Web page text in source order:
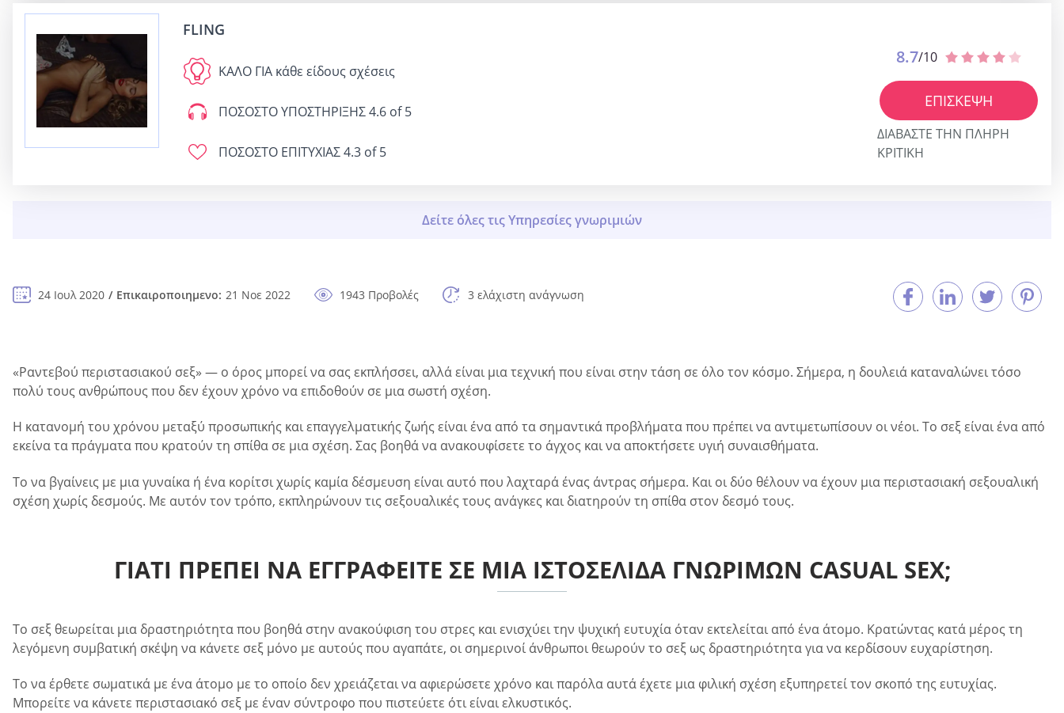
FLING
ΚΑΛΟ ΓΙΑ κάθε είδους σχέσεις
ΠΟΣΟΣΤΟ ΥΠΟΣΤΗΡΙΞΗΣ4.6 of 5
ΠΟΣΟΣΤΟ ΕΠΙΤΥΧΙΑΣ4.3 of 5
8.7/10
ΕΠΊΣΚΕΨΗ
ΔΙΑΒΆΣΤΕ ΤΗΝ ΠΛΉΡΗ
ΚΡΙΤΙΚΉ
24 Ιουλ 2020 Επικαιροποιημενο: 21 Νοε 2022 1943 Προβολές 3 ελάχιστη ανάγνωση
«Ραντεβού περιστασιακού σεξ» — ο όρος μπορεί να σας εκπλήσσει, αλλά είναι μια τεχνική που είναι στην τάση σε όλο τον κόσμο. Σήμερα, η δουλειά καταναλώνει τόσο
πολύ τους ανθρώπους που δεν έχουν χρόνο να επιδοθούν σε μια σωστή σχέση.
Η κατανομή του χρόνου μεταξύ προσωπικής και επαγγελματικής ζωής είναι ένα από τα σημαντικά προβλήματα που πρέπει να αντιμετωπίσουν οι νέοι. Το σεξ είναι ένα από
εκείνα τα πράγματα που κρατούν τη σπίθα σε μια σχέση. Σας βοηθά να ανακουφίσετε το άγχος και να αποκτήσετε υγιή συναισθήματα.
Το να βγαίνεις με μια γυναίκα ή ένα κορίτσι χωρίς καμία δέσμευση είναι αυτό που λαχταρά ένας άντρας σήμερα. Και οι δύο θέλουν να έχουν μια περιστασιακή σεξουαλική
σχέση χωρίς δεσμούς. Με αυτόν τον τρόπο, εκπληρώνουν τις σεξουαλικές τους ανάγκες και διατηρούν τη σπίθα στον δεσμό τους.
ΓΙΑΤΙ ΠΡΕΠΕΙ ΝΑ ΕΓΓΡΑΦΕΙΤΕ ΣΕ ΜΙΑ ΙΣΤΟΣΕΛΙΔΑ ΓΝΩΡΙΜΩΝ CASUAL SEX;
Το σεξ θεωρείται μια δραστηριότητα που βοηθά στην ανακούφιση του στρες και ενισχύει την ψυχική ευτυχία όταν εκτελείται από ένα άτομο. Κρατώντας κατά μέρος τη
λεγόμενη συμβατική σκέψη να κάνετε σεξ μόνο με αυτούς που αγαπάτε, οι σημερινοί άνθρωποι θεωρούν το σεξ ως δραστηριότητα για να κερδίσουν ευχαρίστηση.
Το να έρθετε σωματικά με ένα άτομο με το οποίο δεν χρειάζεται να αφιερώσετε χρόνο και παρόλα αυτά έχετε μια φιλική σχέση εξυπηρετεί τον σκοπό της ευτυχίας.
Μπορείτε να κάνετε περιστασιακό σεξ με έναν σύντροφο που πιστεύετε ότι είναι ελκυστικός.